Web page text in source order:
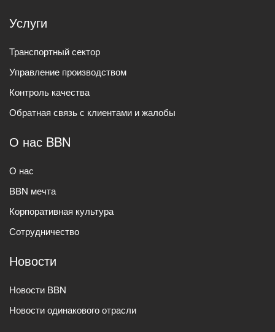
Услуги
Транспортный сектор
Управление производством
Контроль качества
Обратная связь с клиентами и жалобы
О нас BBN
О нас
BBN мечта
Корпоративная культура
Сотрудничество
Новости
Новости BBN
Новости одинакового отрасли